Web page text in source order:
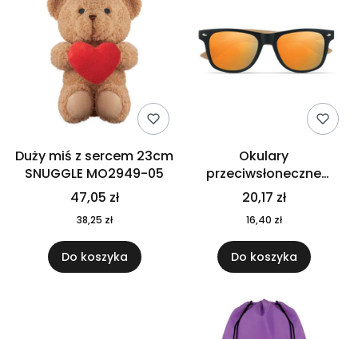
Duży miś z sercem 23cm
SNUGGLE MO2949-05
47,05 zł
38,25 zł
Do koszyka
Okulary
przeciwsłoneczne
CALIFORNIA TOUCH
MO9617-10
20,17 zł
16,40 zł
Do koszyka